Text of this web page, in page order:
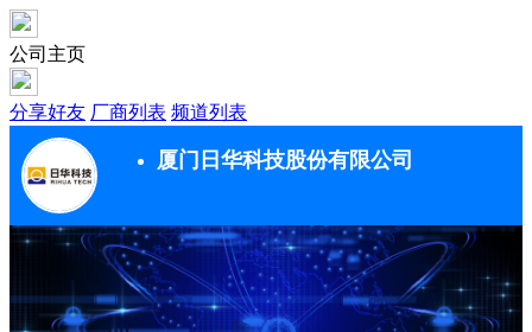
公司主页
分享好友 厂商列表 频道列表
厦门日华科技股份有限公司